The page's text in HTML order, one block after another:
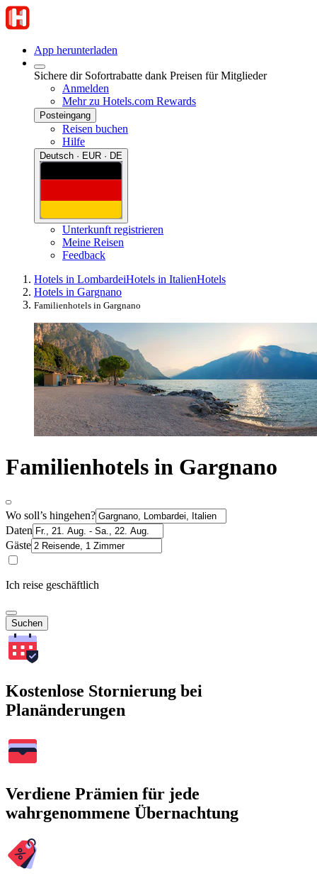
App herunterladen
Sichere dir Sofortrabatte dank Preisen für Mitglieder
Anmelden
Mehr zu Hotels.com Rewards
Posteingang
Reisen buchen
Hilfe
Deutsch · EUR · DE
Unterkunft registrieren
Meine Reisen
Feedback
Hotels in LombardeiHotels in ItalienHotels
Hotels in Gargnano
Familienhotels in Gargnano
Familienhotels in Gargnano
Wo soll’s hingehen?
Daten
Gäste
Ich reise geschäftlich
Suchen
Kostenlose Stornierung bei
Planänderungen
Verdiene Prämien für jede
wahrgenommene Übernachtung